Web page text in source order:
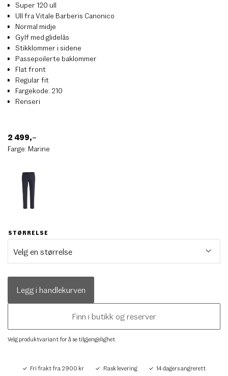
Super 120 ull
Ull fra Vitale Barberis Canonico
Normal midje
Gylf med glidelås
Stikklommer i sidene
Passepoilerte baklommer
Flat front
Regular fit
Fargekode: 210
Renseri
2 499,–
Farge: Marine
STØRRELSE
Legg i handlekurven
Finn i butikk og reserver
Velg produktvariant for å se tilgjengelighet
Fri frakt fra 2900 kr Rask levering 14 dagers angrerett